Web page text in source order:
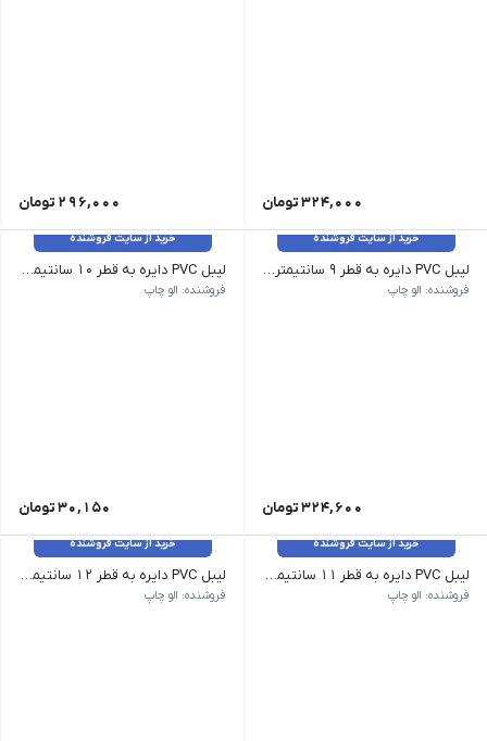
324,000تومان 296,000 تومان
خرید از سایت فروشنده
لیبل PVC دایره به قطر 9 سانتیمتر _ 60 عدد
فروشنده: الو چاپ
324,600تومان
خرید از سایت فروشنده
لیبل PVC دایره به قطر 10 سانتیمتر _ 45 عدد
فروشنده: الو چاپ
30,150تومان
خرید از سایت فروشنده
لیبل PVC دایره به قطر 11 سانتیمتر _ 30 عدد
فروشنده: الو چاپ
خرید از سایت فروشنده
لیبل PVC دایره به قطر 12 سانتیمتر - 30 عدد
فروشنده: الو چاپ